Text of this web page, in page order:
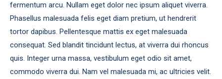
fermentum arcu. Nullam eget dolor nec ipsum aliquet viverra.
Phasellus malesuada felis eget diam pretium, ut hendrerit
tortor dapibus. Pellentesque mattis ex eget malesuada
consequat. Sed blandit tincidunt lectus, at viverra dui rhoncus
quis. Integer urna massa, vestibulum eget odio sit amet,
commodo viverra dui. Nam vel malesuada mi, ac ultricies velit.